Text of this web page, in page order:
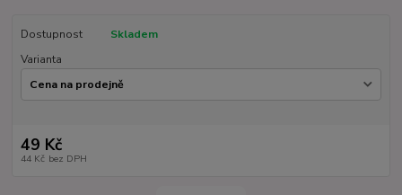
Dostupnost
Skladem
Varianta
49 Kč
44 Kč bez DPH